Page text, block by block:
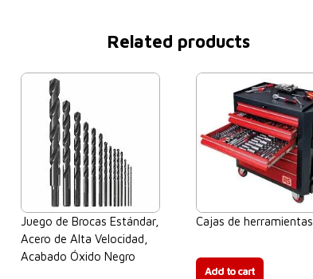
Related products
Juego de Brocas Estándar,
Acero de Alta Velocidad,
Acabado Óxido Negro
Cajas de herramientas
Add to cart